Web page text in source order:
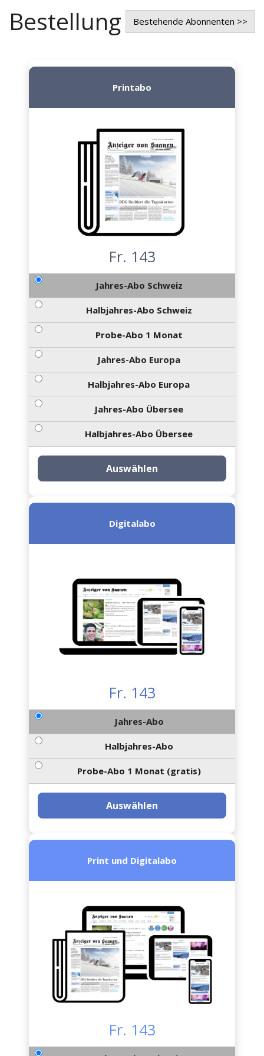
Bestellung Bestehende Abonnenten >>
Printabo
Fr. 143
Jahres-Abo Schweiz
Halbjahres-Abo Schweiz
Probe-Abo 1 Monat
Jahres-Abo Europa
Halbjahres-Abo Europa
Jahres-Abo Übersee
Halbjahres-Abo Übersee
Auswählen
Digitalabo
Fr. 143
Jahres-Abo
Halbjahres-Abo
Probe-Abo 1 Monat (gratis)
Auswählen
Print und Digitalabo
Fr. 143